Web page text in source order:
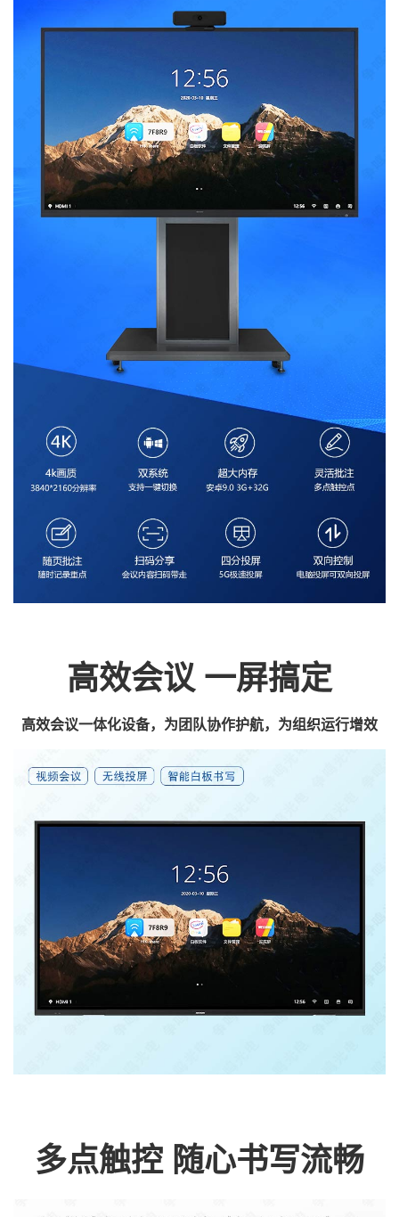
高效会议 一屏搞定
高效会议一体化设备，为团队协作护航，为组织运行增效
多点触控 随心书写流畅